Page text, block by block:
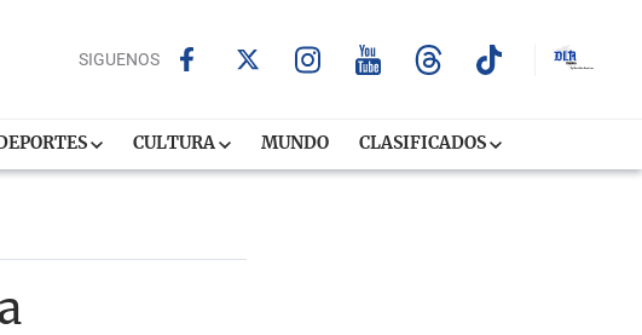
SIGUENOS
CULTURA MUNDO CLASIFICADOS